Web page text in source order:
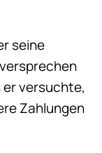
seine
er versuchte,
Zahlungen